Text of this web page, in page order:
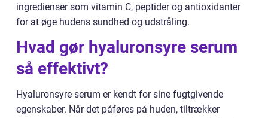
ingredienser som vitamin C, peptider og antioxidanter
for at øge hudens sundhed og udstråling.
Hvad gør hyaluronsyre serum
så effektivt?
Hyaluronsyre serum er kendt for sine fugtgivende
egenskaber. Når det påføres på huden, tiltrækker